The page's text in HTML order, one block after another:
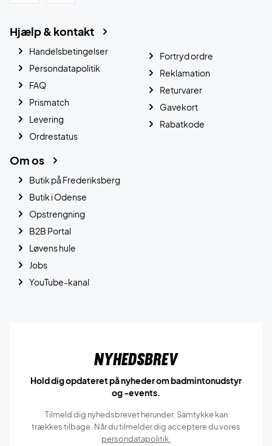
Hjælp & kontakt
Handelsbetingelser
Persondatapolitik
FAQ
Prismatch
Levering
Ordrestatus
Fortryd ordre
Reklamation
Returvarer
Gavekort
Rabatkode
Om os
Butik på Frederiksberg
Butik i Odense
Opstrengning
B2B Portal
Løvens hule
Jobs
YouTube-kanal
Nyhedsbrev
Hold dig opdateret på nyheder om badmintonudstyr
og -events.
Tilmeld dig nyhedsbrevet herunder. Samtykke kan
trækkes tilbage. Når du tilmelder dig acceptere du vores
persondatapolitik.